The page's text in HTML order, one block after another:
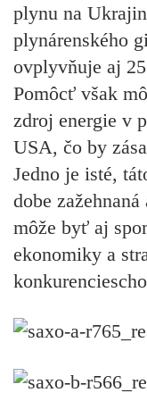
plynu na
plynárenského
ovplyvňuje aj
Pomôcť však
zdroj energie v
USA, čo by
Jedno je isté,
dobe
môže byť aj
ekonomiky a